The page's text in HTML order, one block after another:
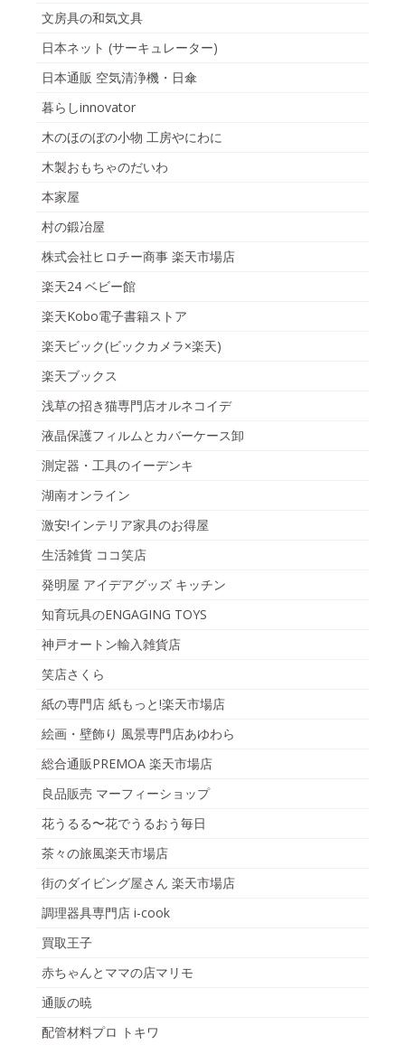
文房具の和気文具
日本ネット (サーキュレーター)
日本通販 空気清浄機・日傘
暮らしinnovator
木のほのぼの小物 工房やにわに
木製おもちゃのだいわ
本家屋
村の鍛冶屋
株式会社ヒロチー商事 楽天市場店
楽天24 ベビー館
楽天Kobo電子書籍ストア
楽天ビック(ビックカメラ×楽天)
楽天ブックス
浅草の招き猫専門店オルネコイデ
液晶保護フィルムとカバーケース卸
測定器・工具のイーデンキ
湖南オンライン
激安!インテリア家具のお得屋
生活雑貨 ココ笑店
発明屋 アイデアグッズ キッチン
知育玩具のENGAGING TOYS
神戸オートン輸入雑貨店
笑店さくら
紙の専門店 紙もっと!楽天市場店
絵画・壁飾り 風景専門店あゆわら
総合通販PREMOA 楽天市場店
良品販売 マーフィーショップ
花うるる〜花でうるおう毎日
茶々の旅風楽天市場店
街のダイビング屋さん 楽天市場店
調理器具専門店 i-cook
買取王子
赤ちゃんとママの店マリモ
通販の暁
配管材料プロ トキワ